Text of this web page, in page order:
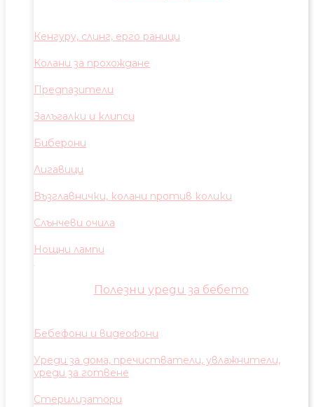
Кенгуру, слинг, ерго раници
Колани за прохождане
Предпазители
Залъгалки и клипси
Биберони
Лигавици
Възглавнички, колани против колики
Слънчеви очила
Нощни лампи
Полезни уреди за бебето
Бебефони и видеофони
Уреди за дома, пречистватели, увлажнители,
уреди за готвене
Стерилизатори